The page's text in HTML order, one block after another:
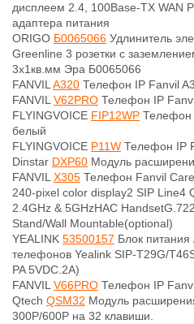
дисплеем 2.4, 100Base-TX WAN
адаптера питания
ORIGO Б0065066 Удлинитель
Greenline 3 розетки с
3х1кв.мм Эра Б0065066
FANVILA320 Телефон IP Fanvil
FANVILV62PRO Телефон IP
FLYINGVOICE FIP12WP Телефон
белый
FLYINGVOICE P11W Телефон IP
Dinstar DXP60 Модуль
FANVILX305 Телефон Fanvil
240-pixel color display2 SIP Line4
2.4GHz & 5GHzHAC
Stand/Wall Mountable(optional)
YEALINK 53500157 Блок питания
телефонов Yealink SIP-T29G/
PA 5VDC.2A)
FANVILV66PRO Телефон IP
Qtech QSM32 Модуль
300P/600P на 32 клавиши.